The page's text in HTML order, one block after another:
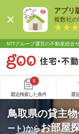
アプリ
複数社の
NTTグループ運営の不動産総合
0
最近検索した条件 最
鳥取県の貸主
ート)からお部屋